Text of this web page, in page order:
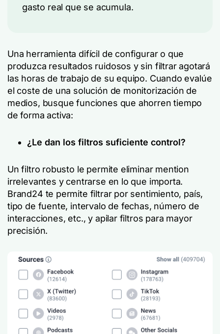
gasto real que se acumula.
Una herramienta difícil de configurar o que
produzca resultados ruidosos y sin filtrar agotará
las horas de trabajo de su equipo. Cuando evalúe
el coste de una solución de monitorización de
medios, busque funciones que ahorren tiempo
de forma activa:
¿Le dan los filtros suficiente control?
Un filtro robusto le permite eliminar mention
irrelevantes y centrarse en lo que importa.
Brand24 te permite filtrar por sentimiento, país,
tipo de fuente, intervalo de fechas, número de
interacciones, etc., y apilar filtros para mayor
precisión.